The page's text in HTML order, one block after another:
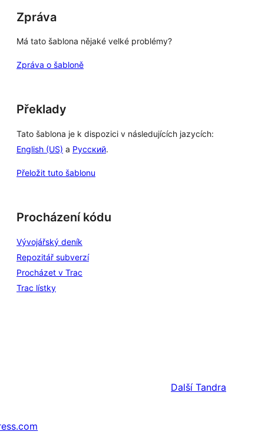
Zpráva
Má tato šablona nějaké velké problémy?
Zpráva o šabloně
Překlady
Tato šablona je k dispozici v následujících jazycích:
English (US) a Русский.
Přeložit tuto šablonu
Procházení kódu
Vývojářský deník
Repozitář subverzí
Procházet v Trac
Trac lístky
Další Tandra